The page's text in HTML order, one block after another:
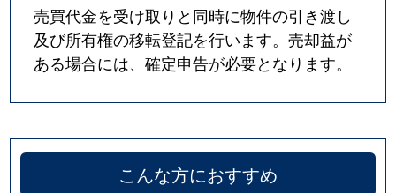
売買代金を受け取りと同時に物件の引き渡し
及び所有権の移転登記を行います。売却益が
ある場合には、確定申告が必要となります。
こんな方におすすめ